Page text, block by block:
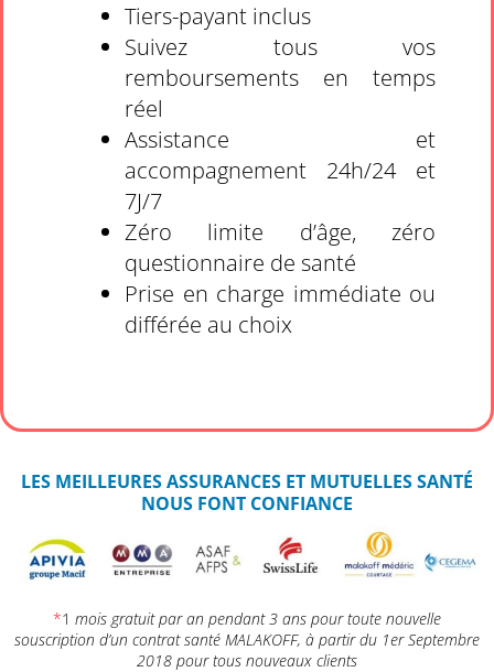
Tiers-payant inclus
Suivez tous vos
remboursements en temps
réel
Assistance et
accompagnement 24h/24 et
7J/7
Zéro limite d’âge, zéro
questionnaire de santé
Prise en charge immédiate ou
différée au choix
LES MEILLEURES ASSURANCES ET MUTUELLES SANTÉ
NOUS FONT CONFIANCE
*1 mois gratuit par an pendant 3 ans pour toute nouvelle
souscription d’un contrat santé MALAKOFF, à partir du 1er Septembre
2018 pour tous nouveaux clients